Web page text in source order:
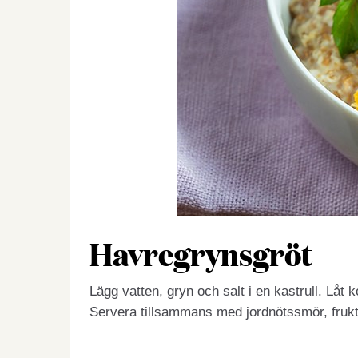
Havregrynsgröt
Lägg vatten, gryn och salt i en kastrull. Låt
Servera tillsammans med jordnötssmör,